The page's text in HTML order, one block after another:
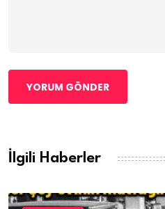
YORUM GÖNDER
İlgili Haberler